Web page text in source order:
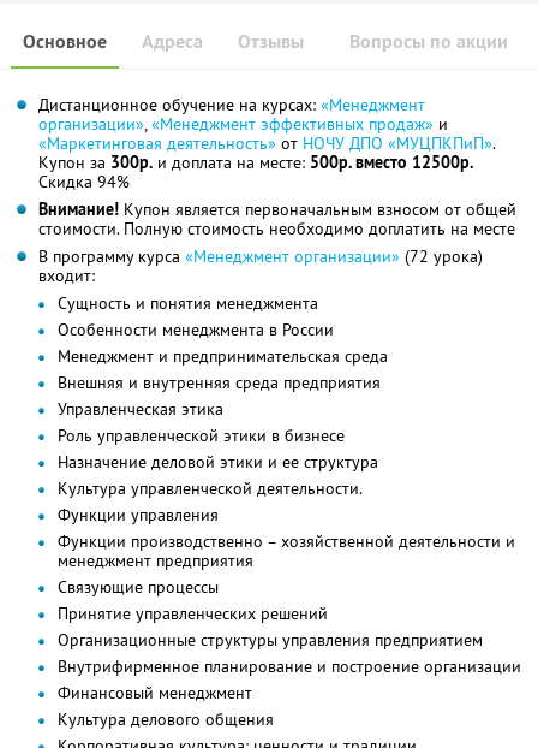
Основное Отзывы Вопросы по акции
Адреса
Дистанционное обучение на курсах: «Менеджмент
организации»,«Менеджмент эффективных продаж» и
«Маркетинговая деятельность» от НОЧУ ДПО «МУЦПКПиП».
Купон за 300р. и доплата на месте: 500р. вместо 12500р.
Скидка 94%
Внимание! Купон является первоначальным взносом от общей
стоимости. Полную стоимость необходимо доплатить на месте
В программу курса «Менеджмент организации» (72 урока)
входит:
Сущность и понятия менеджмента
Особенности менеджмента в России
Менеджмент и предпринимательская среда
Внешняя и внутренняя среда предприятия
Управленческая этика
Роль управленческой этики в бизнесе
Назначение деловой этики и ее структура
Культура управленческой деятельности.
Функции управления
Функции производственно – хозяйственной деятельности и
менеджмент предприятия
Связующие процессы
Принятие управленческих решений
Организационные структуры управления предприятием
Внутрифирменное планирование и построение организации
Финансовый менеджмент
Культура делового общения